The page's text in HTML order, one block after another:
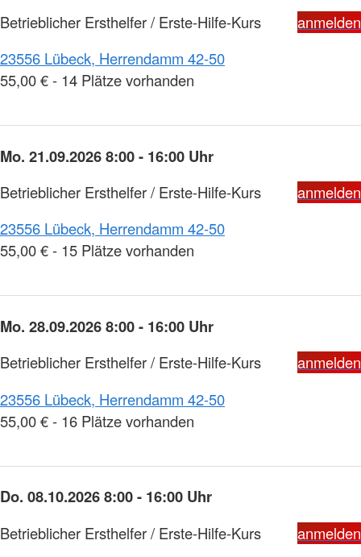
Betrieblicher Ersthelfer / Erste-Hilfe-Kurs
anmelden
23556 Lübeck, Herrendamm 42-50
55,00 € - 14 Plätze vorhanden
Mo. 21.09.2026 8:00 - 16:00 Uhr
Betrieblicher Ersthelfer / Erste-Hilfe-Kurs
anmelden
23556 Lübeck, Herrendamm 42-50
55,00 € - 15 Plätze vorhanden
Mo. 28.09.2026 8:00 - 16:00 Uhr
Betrieblicher Ersthelfer / Erste-Hilfe-Kurs
anmelden
23556 Lübeck, Herrendamm 42-50
55,00 € - 16 Plätze vorhanden
Do. 08.10.2026 8:00 - 16:00 Uhr
Betrieblicher Ersthelfer / Erste-Hilfe-Kurs
anmelden